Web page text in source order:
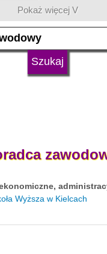
Pokaż więcej V
Wyższa w Kielcach